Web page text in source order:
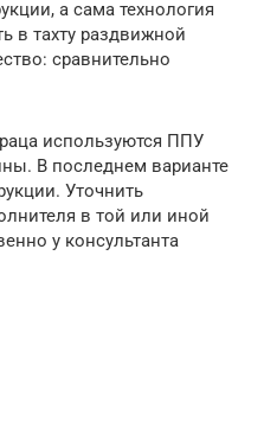
а сама технология
в тахту раздвижной
сравнительно
используются ППУ
В последнем варианте
Уточнить
в той или иной
у консультанта